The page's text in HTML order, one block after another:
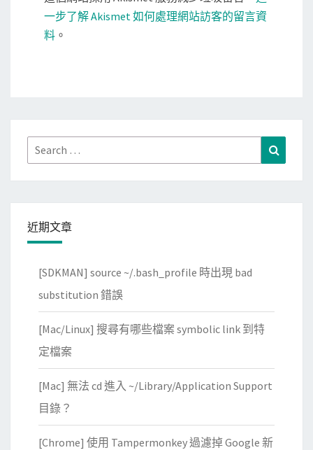
一步了解 Akismet 如何處理網站訪客的留言資
料 。
Search
for:
近期文章
[SDKMAN] source ~/.bash_profile 時出現 bad
substitution 錯誤
[Mac/Linux] 搜尋有哪些檔案 symbolic link 到特
定檔案
[Mac] 無法 cd 進入 ~/Library/Application Support
目錄？
[Chrome] 使用 Tampermonkey 過濾掉 Google 新